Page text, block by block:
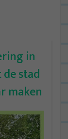
in
stad
maken